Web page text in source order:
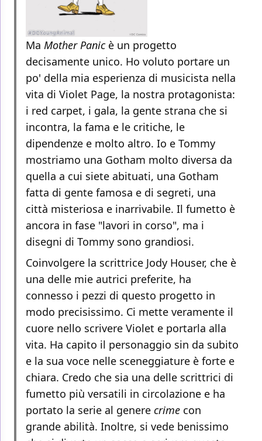
Ma Mother Panicè un progetto
decisamente unico. Ho voluto portare un
po' della mia esperienza di musicista nella
vita di Violet Page, la nostra protagonista:
i red carpet, i gala, la gente strana che si
incontra, la fama e le critiche, le
dipendenze e molto altro. Io e Tommy
mostriamo una Gotham molto diversa da
quella a cui siete abituati, una Gotham
fatta di gente famosa e di segreti, una
città misteriosa e inarrivabile. Il fumetto è
ancora in fase "lavori in corso", ma i
disegni di Tommy sono grandiosi.
Coinvolgere la scrittrice Jody Houser, che è
una delle mie autrici preferite, ha
connesso i pezzi di questo progetto in
modo precisissimo. Ci mette veramente il
cuore nello scrivere Violet e portarla alla
vita. Ha capito il personaggio sin da subito
e la sua voce nelle sceneggiature è forte e
chiara. Credo che sia una delle scrittrici di
fumetto più versatili in circolazione e ha
portato la serie al genere crime con
grande abilità. Inoltre, si vede benissimo